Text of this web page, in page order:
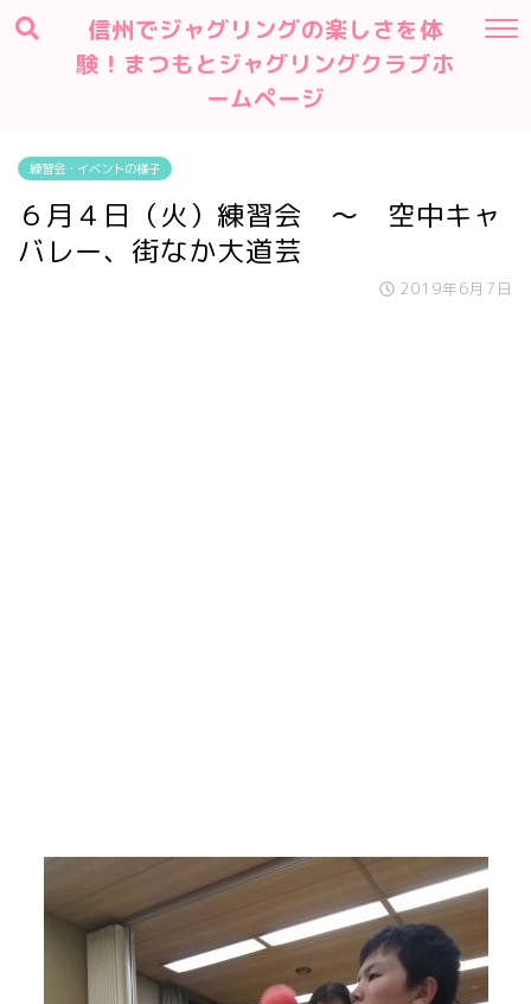
信州でジャグリングの楽しさを体
験！まつもとジャグリングクラブホ
ームページ
練習会・イベントの様子
６月４日（火）練習会 ～ 空中キャ
バレー、街なか大道芸
2019年6月7日